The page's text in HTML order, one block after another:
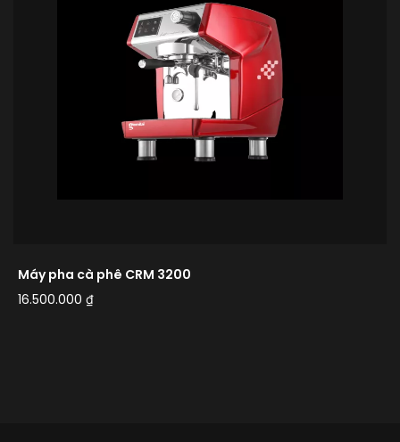
Máy pha cà phê CRM 3200
16.500.000 ₫